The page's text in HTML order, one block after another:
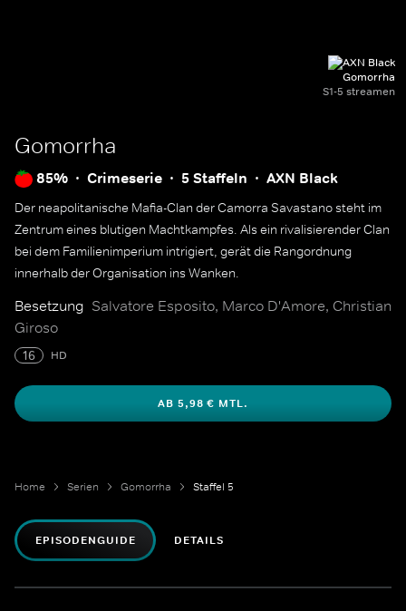
Gomorrha
S1-5 streamen
Gomorrha
85% Crimeserie 5 Staffeln AXN Black
Der neapolitanische Mafia-Clan der Camorra Savastano steht im
Zentrum eines blutigen Machtkampfes. Als ein rivalisierender Clan
bei dem Familienimperium intrigiert, gerät die Rangordnung
innerhalb der Organisation ins Wanken.
Besetzung Salvatore Esposito, Marco D'Amore, Christian
Giroso
16 HD
AB 5,98 € MTL.
Home Serien Gomorrha Staffel 5
EPISODENGUIDE DETAILS